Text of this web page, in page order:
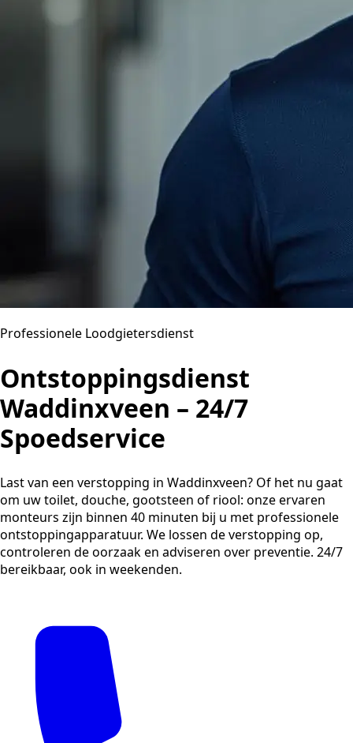
Professionele Loodgietersdienst
Ontstoppingsdienst
Waddinxveen – 24/7
Spoedservice
Last van een verstopping in Waddinxveen? Of het nu gaat
om uw toilet, douche, gootsteen of riool: onze ervaren
monteurs zijn binnen 40 minuten bij u met professionele
ontstoppingapparatuur. We lossen de verstopping op,
controleren de oorzaak en adviseren over preventie. 24/7
bereikbaar, ook in weekenden.